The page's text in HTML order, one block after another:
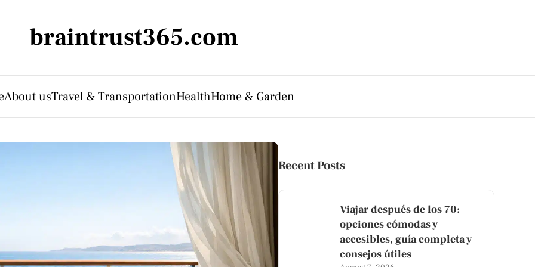
braintrust365.com
About usTravel & TransportationHealthHome & Garden
Recent Posts
Viajar después de los 70:
opciones cómodas y
accesibles, guía completa y
consejos útiles